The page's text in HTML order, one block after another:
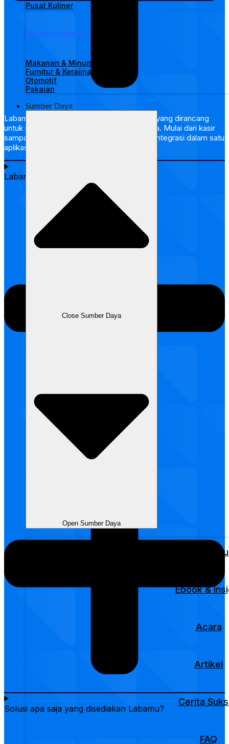
Pusat Kuliner
Manufaktur
Makanan & Minuman
Furnitur & Kerajinan Tangan
Otomotif
Pakaian
Sumber Daya
Close Sumber Daya
Open Sumber Daya
Ebook &
Acara
Artikel
Cerita
FAQ
Labamu merupakan solusi bisnis serba ada yang dirancang
untuk mendorong pertumbuhan setiap usaha. Mulai dari kasir
sampai pengelolaan bahan baku, semua terintegrasi dalam satu
aplikasi.
Labamu cocok untuk siapa?
Solusi apa saja yang disediakan Labamu?